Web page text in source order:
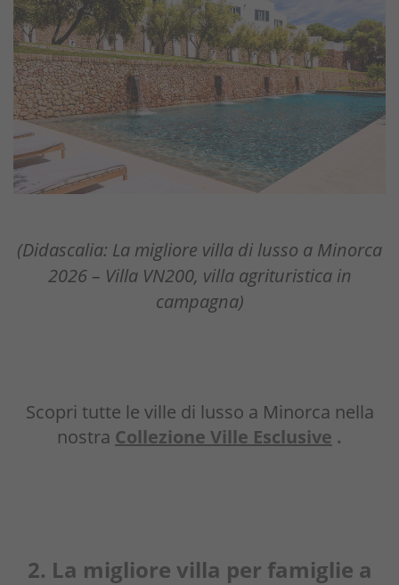
(Didascalia: La migliore villa di lusso a Minorca
2026 – Villa VN200, villa agrituristica in
campagna)
Scopri tutte le ville di lusso a Minorca nella
nostra Collezione Ville Esclusive .
2. La migliore villa per famiglie a